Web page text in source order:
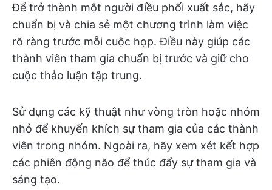
Để trở thành một người điều phối xuất sắc, hãy
chuẩn bị và chia sẻ một chương trình làm việc
rõ ràng trước mỗi cuộc họp. Điều này giúp các
thành viên tham gia chuẩn bị trước và giữ cho
cuộc thảo luận tập trung.
Sử dụng các kỹ thuật như vòng tròn hoặc nhóm
nhỏ để khuyến khích sự tham gia của các thành
viên trong nhóm. Ngoài ra, hãy xem xét kết hợp
các phiên động não để thúc đẩy sự tham gia và
sáng tạo.